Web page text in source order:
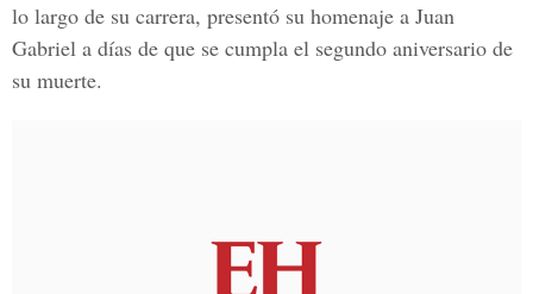
lo largo de su carrera, presentó su homenaje a Juan
Gabriel a días de que se cumpla el segundo aniversario de
su muerte.